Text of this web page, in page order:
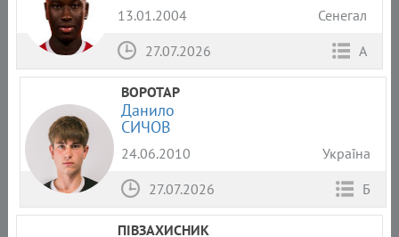
13.01.2004
Сенегал
27.07.2026
А
ВОРОТАР
Данило
СИЧОВ
24.06.2010
Україна
27.07.2026
Б
ПІВЗАХИСНИК